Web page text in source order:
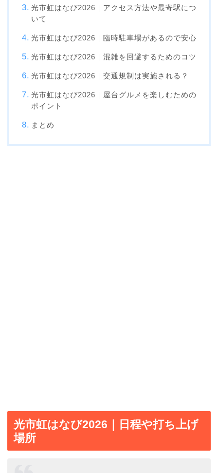
光市虹はなび2026｜アクセス方法や最寄駅につ
いて
光市虹はなび2026｜臨時駐車場があるので安心
光市虹はなび2026｜混雑を回避するためのコツ
光市虹はなび2026｜交通規制は実施される？
光市虹はなび2026｜屋台グルメを楽しむための
ポイント
まとめ
光市虹はなび2026｜日程や打ち上げ
場所